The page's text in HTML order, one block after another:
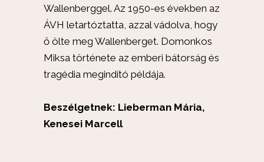
Wallenberggel. Az 1950-es években az
ÁVH letartóztatta, azzal vádolva, hogy
ő ölte meg Wallenberget. Domonkos
Miksa története az emberi bátorság és
tragédia megindító példája.
Beszélgetnek: Lieberman Mária,
Kenesei Marcell